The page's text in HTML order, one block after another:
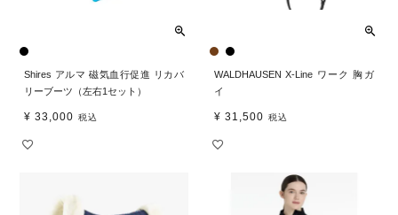
Shires アルマ 磁気血行促進 リカバ
リーブーツ（左右1セット）
¥ 33,000 税込
WALDHAUSEN X-Line ワーク 胸ガ
イ
¥ 31,500 税込